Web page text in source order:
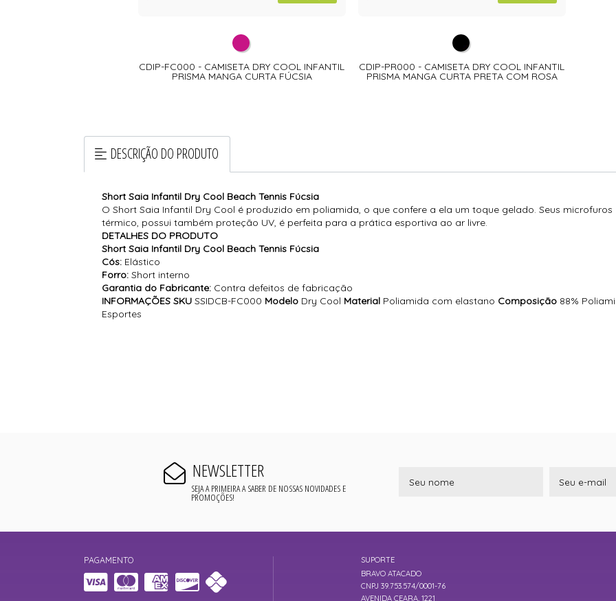
CDIP-FC000 - CAMISETA DRY COOL INFANTIL
PRISMA MANGA CURTA FÚCSIA
CDIP-PR000 - CAMISETA DRY COOL INFANTIL
PRISMA MANGA CURTA PRETA COM ROSA
DESCRIÇÃO DO PRODUTO
Short Saia Infantil Dry Cool Beach Tennis Fúcsia
O Short Saia Infantil Dry Cool é produzido em poliamida, o que confere a ela um toque gelado. Seus
térmico, possui também proteção UV, é perfeita para a prática esportiva ao ar livre.
DETALHES DO PRODUTO
Short Saia Infantil Dry Cool Beach Tennis Fúcsia
Cós: Elástico
Forro: Short interno
Garantia do Fabricante: Contra defeitos de fabricação
INFORMAÇÕES SKU SSIDCB-FC000 Modelo Dry Cool Material Poliamida com elastano Composição 88%
Esportes
NEWSLETTER
SEJA A PRIMEIRA A SABER DE NOSSAS NOVIDADES E
PROMOÇÕES!
PAGAMENTO
SUPORTE
BRAVO ATACADO
CNPJ 39.753.574/0001-76
AVENIDA CEARA, 1221